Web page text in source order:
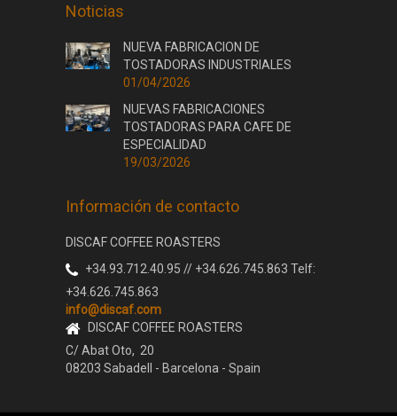
Noticias
NUEVA FABRICACION DE
TOSTADORAS INDUSTRIALES
01/04/2026
NUEVAS FABRICACIONES
TOSTADORAS PARA CAFE DE
ESPECIALIDAD
19/03/2026
Información de contacto
DISCAF COFFEE ROASTERS
+34.93.712.40.95 // +34.626.745.863 Telf:
+34.626.745.863
info@discaf.com
DISCAF COFFEE ROASTERS
C/ Abat Oto, 20
08203 Sabadell - Barcelona - Spain